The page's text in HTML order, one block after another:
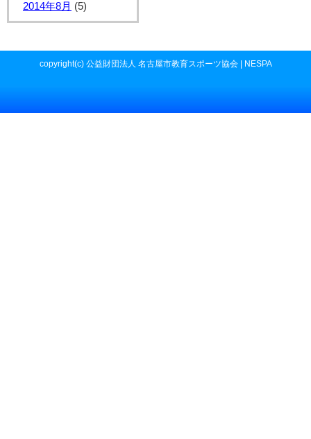
2014年8月 (5)
copyright(c) 公益財団法人 名古屋市教育スポーツ協会 | NESPA